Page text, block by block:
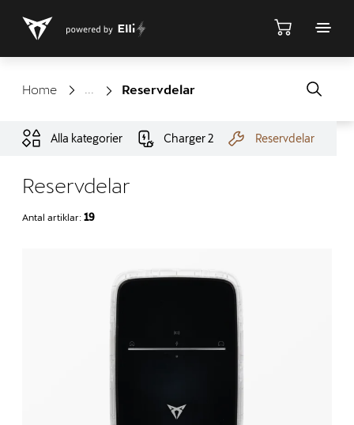
Home ShopReservdelar
Alla kategorier Charger 2 Reservdelar
Reservdelar
Antal artiklar:19